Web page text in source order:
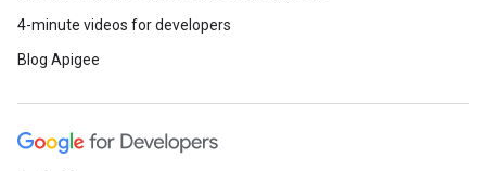
4-minute videos for developers
Blog Apigee